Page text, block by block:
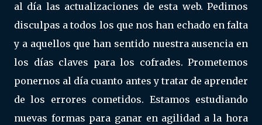
al día las actualizaciones de esta web. Pedimos
disculpas a todos los que nos han echado en falta
y a aquellos que han sentido nuestra ausencia en
los días claves para los cofrades. Prometemos
ponernos al día cuanto antes y tratar de aprender
de los errores cometidos. Estamos estudiando
nuevas formas para ganar en agilidad a la hora